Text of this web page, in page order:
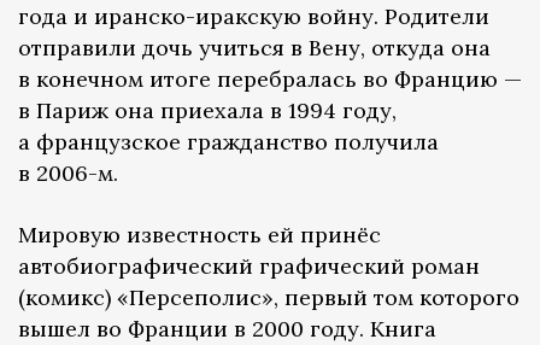
года и иранско-иракскую войну. Родители
отправили дочь учиться в Вену, откуда она
в конечном итоге перебралась во Францию —
в Париж она приехала в 1994 году,
а французское гражданство получила
в 2006-м.
Мировую известность ей принёс
автобиографический графический роман
(комикс) «Персеполис», первый том которого
вышел во Франции в 2000 году. Книга